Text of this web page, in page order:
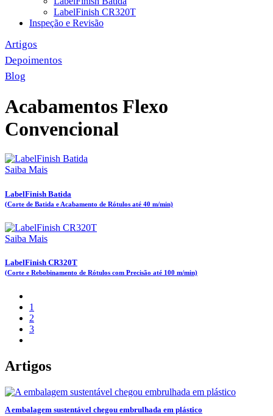
LabelFinish CR320T
Inspeção e Revisão
Artigos
Depoimentos
Blog
Acabamentos Flexo
Convencional
Saiba Mais
LabelFinish Batida
(Corte de Batida e Acabamento de Rótulos até 40 m/min)
Saiba Mais
LabelFinish CR320T
(Corte e Rebobinamento de Rótulos com Precisão até 100 m/min)
1
2
3
Artigos
A embalagem sustentável chegou embrulhada em plástico